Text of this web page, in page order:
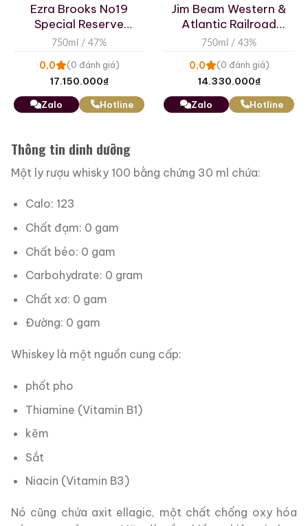
Ezra Brooks No19
Special Reserve
Kentucky Straight
750ml / 47%
0,0 (0 đánh giá)
17.150.000₫
Zalo Hotline
Jim Beam Western &
Atlantic Railroad
Combination Car
750ml / 43%
0,0 (0 đánh giá)
14.330.000₫
Zalo Hotline
Thông tin dinh dưỡng
Một ly rượu whisky 100 bằng chứng 30 ml chứa:
Calo: 123
Chất đạm: 0 gam
Chất béo: 0 gam
Carbohydrate: 0 gram
Chất xơ: 0 gam
Đường: 0 gam
Whiskey là một nguồn cung cấp:
phốt pho
Thiamine (Vitamin B1)
kẽm
Sắt
Niacin (Vitamin B3)
Nó cũng chứa axit ellagic, một chất chống oxy hóa